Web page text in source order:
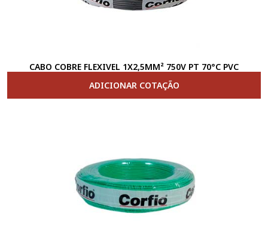
CABO COBRE FLEXIVEL 1X2,5MM² 750V PT 70°C PVC
ADICIONAR COTAÇÃO